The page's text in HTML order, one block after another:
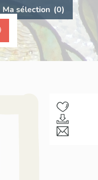
Ma sélection (0)